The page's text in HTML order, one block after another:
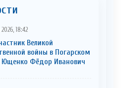
2026, 18:42
Великой
войны в Погарском
Ющенко Фёдор Иванович